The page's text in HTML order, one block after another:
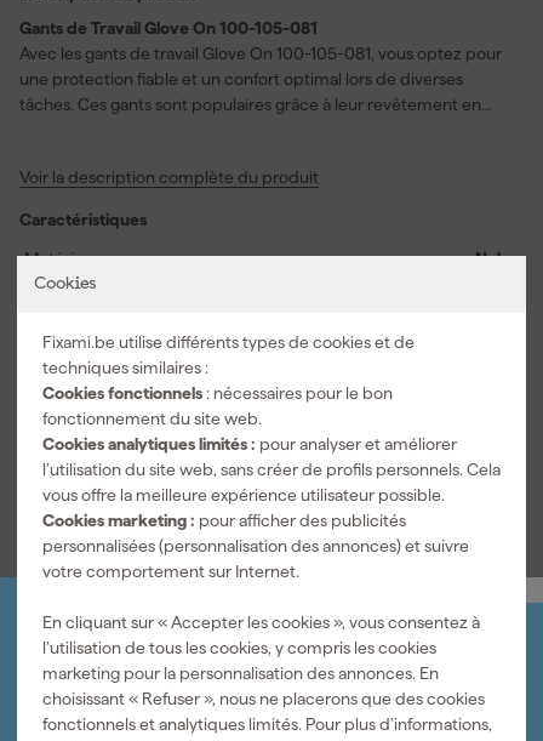
Cookies
Fixami.be utilise différents types de cookies et de
techniques similaires :
Cookies fonctionnels : nécessaires pour le bon
fonctionnement du site web.
Cookies analytiques limités : pour analyser et améliorer
l’utilisation du site web, sans créer de profils personnels. Cela
vous offre la meilleure expérience utilisateur possible.
Cookies marketing : pour afficher des publicités
personnalisées (personnalisation des annonces) et suivre
votre comportement sur Internet.
En cliquant sur « Accepter les cookies », vous consentez à
l’utilisation de tous les cookies, y compris les cookies
marketing pour la personnalisation des annonces. En
choisissant « Refuser », nous ne placerons que des cookies
fonctionnels et analytiques limités. Pour plus d’informations,
Gants de Travail Glove On 100-105-081
Avec les gants de travail Glove On 100-105-081, vous optez pour
une protection fiable et un confort optimal lors de diverses
tâches. Ces gants sont populaires grâce à leur revêtement en
huileuses. Le matériau respirant garantit que vos mains restent
au long de la journée. Les gants de travail conviennent à diverses
applications et s'adaptent parfaitement à vos mains, vous
permettant d'effectuer des travaux de précision sans obstacles.
d'utilisation, ces gants sont un choix judicieux pour tous ceux qui
s'attaquent régulièrement à diverses tâches.
Voir la description complète du produit
Caractéristiques
Matériau
Nylon
Colors
Couleur principale
Nom de la couleur
Voir toutes les caractéristiques
Organisez-le vous-même
Connectez-vous et gérez vos commandes et vos
factures.
Bulletin